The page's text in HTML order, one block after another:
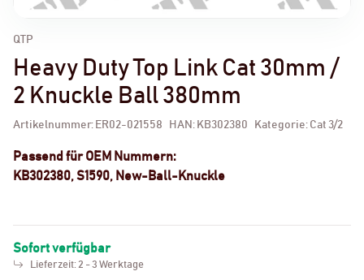
QTP
Heavy Duty Top Link Cat 30mm /
2 Knuckle Ball 380mm
Artikelnummer: ER02-021558 HAN: KB302380 Kategorie: Cat 3/2
Passend für OEM Nummern:
KB302380, S1590, New-Ball-Knuckle
Sofort verfügbar
Lieferzeit: 2 - 3 Werktage